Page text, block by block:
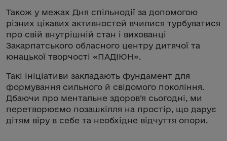
Також у межах Дня спільнодії за допомогою
різних цікавих активностей вчилися турбуватися
про свій внутрішній стан і вихованці
Закарпатського обласного центру дитячої та
юнацької творчості «ПАДІЮН».
Такі ініціативи закладають фундамент для
формування сильного й свідомого покоління.
Дбаючи про ментальне здоров’я сьогодні, ми
перетворюємо позашкілля на простір, що дарує
дітям віру в себе та необхідне відчуття опори.